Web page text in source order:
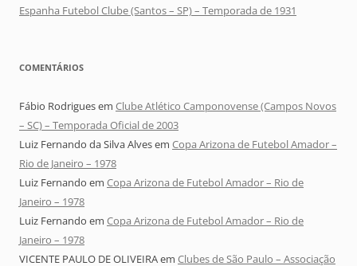
Espanha Futebol Clube (Santos – SP) – Temporada de 1931
COMENTÁRIOS
Fábio Rodriguesem Clube Atlético Camponovense (Campos Novos
– SC) – Temporada Oficial de 2003
Luiz Fernando da Silva Alvesem Copa Arizona de Futebol Amador –
Rio de Janeiro – 1978
Luiz Fernando em Copa Arizona de Futebol Amador – Rio de
Janeiro – 1978
Luiz Fernando em Copa Arizona de Futebol Amador – Rio de
Janeiro – 1978
VICENTE PAULO DE OLIVEIRAem Clubes de São Paulo – Associação